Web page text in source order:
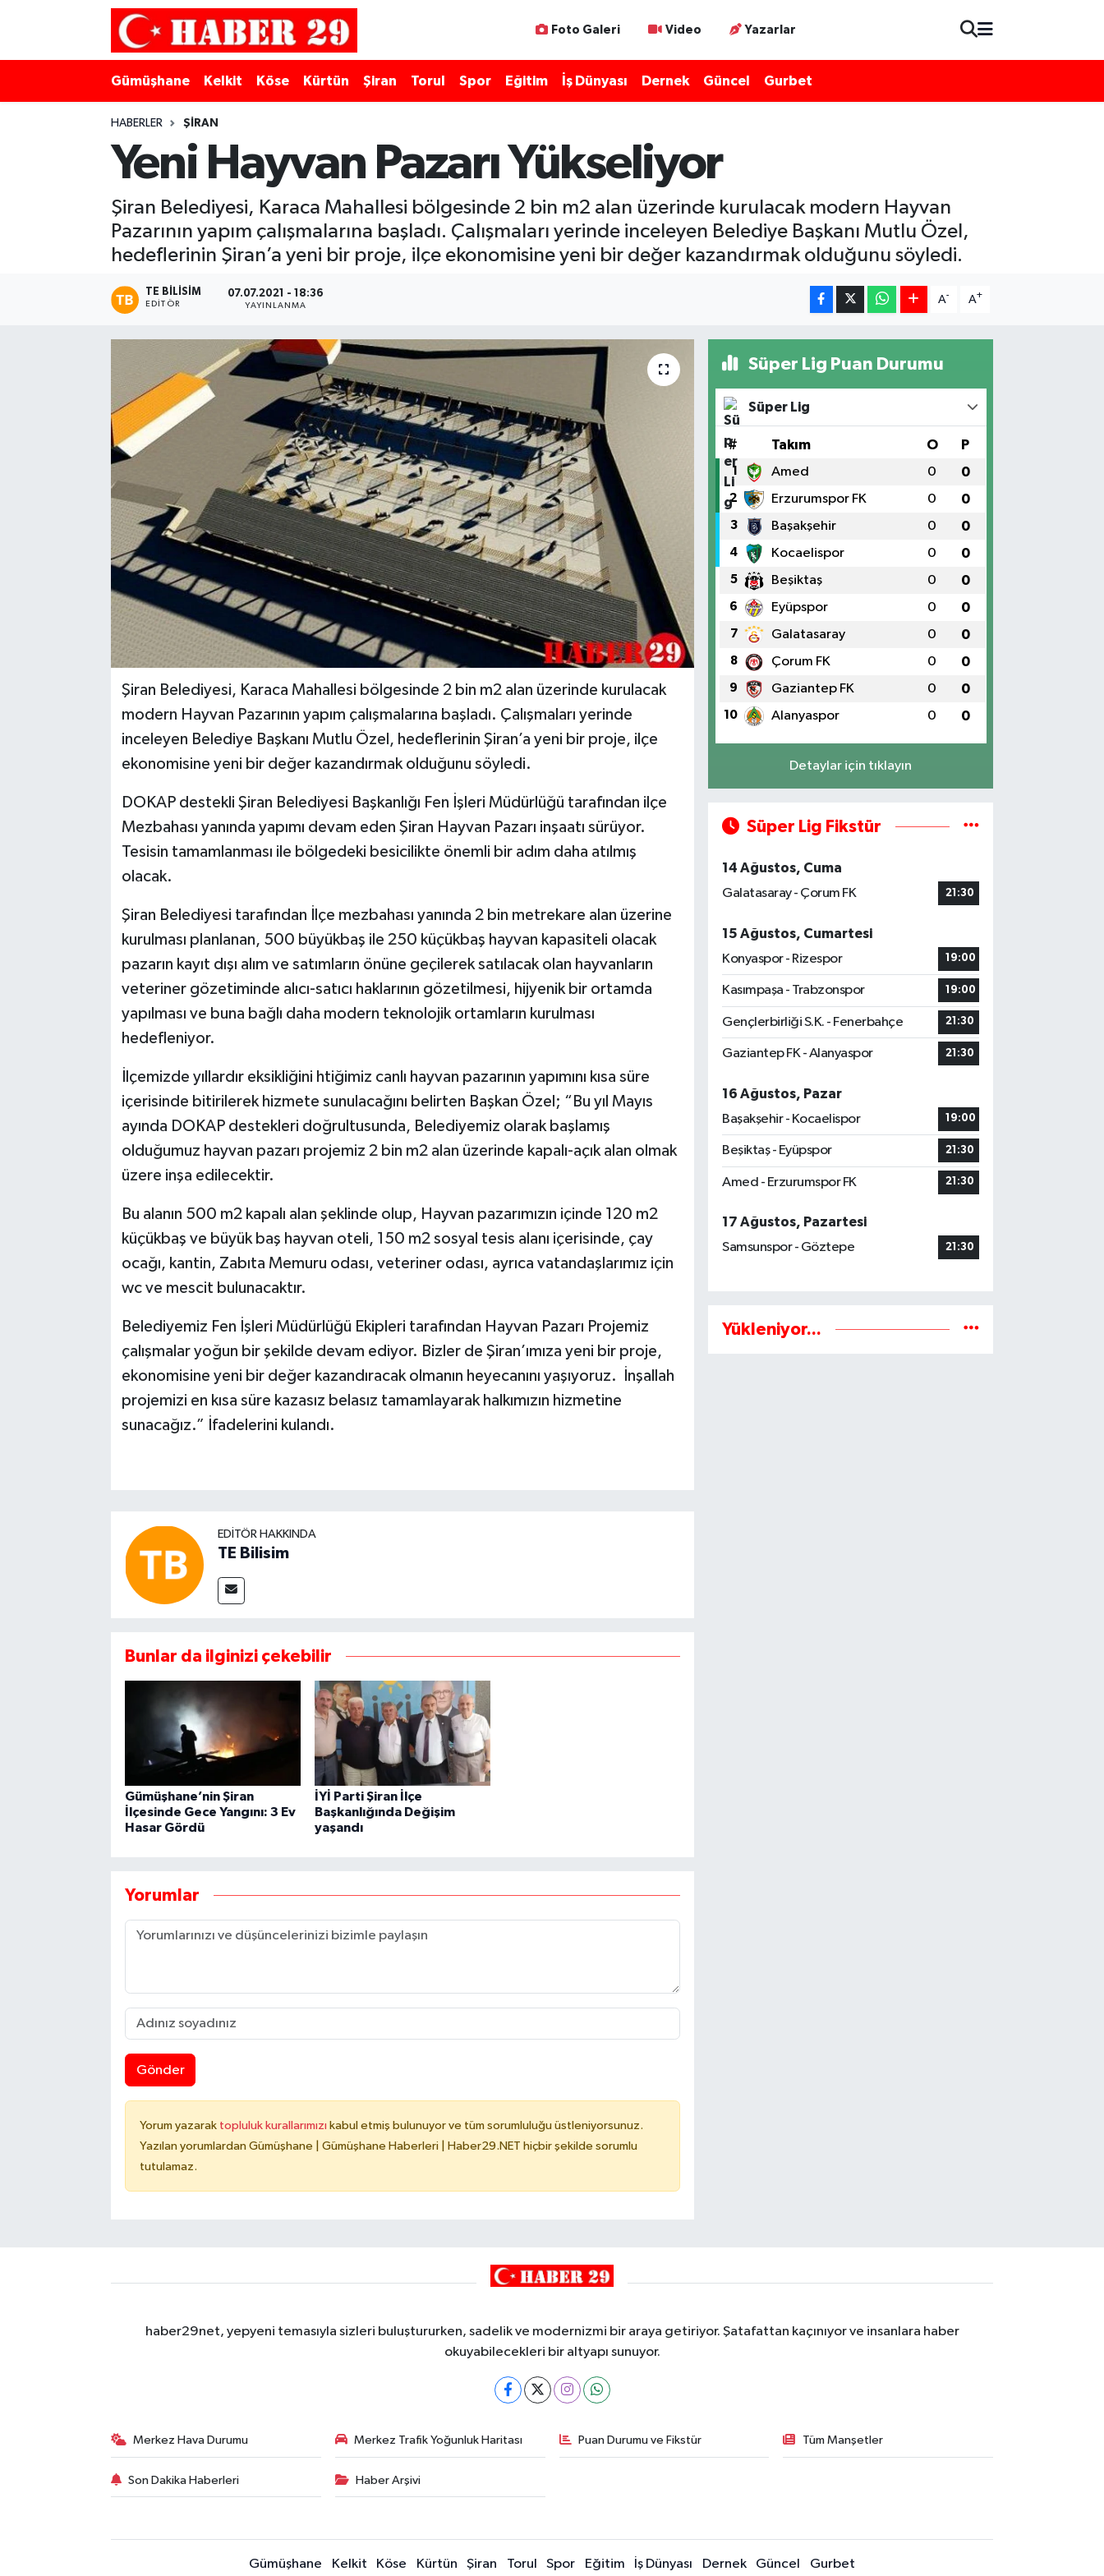
Foto Galeri Video Yazarlar
Gümüşhane Kelkit Köse Kürtün Şiran Torul Spor Eğitim İş Dünyası Dernek Güncel Gurbet
HABERLER ŞIRAN
Yeni Hayvan Pazarı Yükseliyor
Şiran Belediyesi, Karaca Mahallesi bölgesinde 2 bin m2 alan üzerinde kurulacak modern Hayvan
Pazarının yapım çalışmalarına başladı. Çalışmaları yerinde inceleyen Belediye Başkanı Mutlu Özel,
hedeflerinin Şiran’a yeni bir proje, ilçe ekonomisine yeni bir değer kazandırmak olduğunu söyledi.
TE BILISIM
EDITÖR
07.07.2021 - 18:36
YAYINLANMA
A- A+
Şiran Belediyesi, Karaca Mahallesi bölgesinde 2 bin m2 alan üzerinde kurulacak
modern Hayvan Pazarının yapım çalışmalarına başladı. Çalışmaları yerinde
inceleyen Belediye Başkanı Mutlu Özel, hedeflerinin Şiran’a yeni bir proje, ilçe
ekonomisine yeni bir değer kazandırmak olduğunu söyledi.
DOKAP destekli Şiran Belediyesi Başkanlığı Fen İşleri Müdürlüğü tarafından ilçe
Mezbahası yanında yapımı devam eden Şiran Hayvan Pazarı inşaatı sürüyor.
Tesisin tamamlanması ile bölgedeki besicilikte önemli bir adım daha atılmış
olacak.
Şiran Belediyesi tarafından İlçe mezbahası yanında 2 bin metrekare alan üzerine
kurulması planlanan, 500 büyükbaş ile 250 küçükbaş hayvan kapasiteli olacak
pazarın kayıt dışı alım ve satımların önüne geçilerek satılacak olan hayvanların
veteriner gözetiminde alıcı-satıcı haklarının gözetilmesi, hijyenik bir ortamda
yapılması ve buna bağlı daha modern teknolojik ortamların kurulması
hedefleniyor.
İlçemizde yıllardır eksikliğini htiğimiz canlı hayvan pazarının yapımını kısa süre
içerisinde bitirilerek hizmete sunulacağını belirten Başkan Özel; “Bu yıl Mayıs
ayında DOKAP destekleri doğrultusunda, Belediyemiz olarak başlamış
olduğumuz hayvan pazarı projemiz 2 bin m2 alan üzerinde kapalı-açık alan olmak
üzere inşa edilecektir.
Bu alanın 500 m2 kapalı alan şeklinde olup, Hayvan pazarımızın içinde 120 m2
küçükbaş ve büyük baş hayvan oteli, 150 m2 sosyal tesis alanı içerisinde, çay
ocağı, kantin, Zabıta Memuru odası, veteriner odası, ayrıca vatandaşlarımız için
wc ve mescit bulunacaktır.
Belediyemiz Fen İşleri Müdürlüğü Ekipleri tarafından Hayvan Pazarı Projemiz
çalışmalar yoğun bir şekilde devam ediyor. Bizler de Şiran’ımıza yeni bir proje,
ekonomisine yeni bir değer kazandıracak olmanın heyecanını yaşıyoruz. İnşallah
projemizi en kısa süre kazasız belasız tamamlayarak halkımızın hizmetine
sunacağız.” İfadelerini kulandı.
EDITÖR HAKKINDA
TE Bilisim
Bunlar da ilginizi çekebilir
Gümüşhane’nin Şiran
İlçesinde Gece Yangını: 3 Ev
Hasar Gördü
İYİ Parti Şiran İlçe
Başkanlığında Değişim
yaşandı
Yorumlar
Gönder
Yorum yazarak topluluk kurallarımızı kabul etmiş bulunuyor ve tüm sorumluluğu üstleniyorsunuz.
Yazılan yorumlardan Gümüşhane | Gümüşhane Haberleri | Haber29.NET hiçbir şekilde sorumlu
tutulamaz.
Süper Lig Puan Durumu
Süper Lig
# Takım O P
1 Amed 0 0
2 Erzurumspor FK 0 0
3 Başakşehir 0 0
4 Kocaelispor 0 0
5 Beşiktaş 0 0
6 Eyüpspor 0 0
7 Galatasaray 0 0
8 Çorum FK 0 0
9 Gaziantep FK 0 0
10 Alanyaspor 0 0
Detaylar için tıklayın
Süper Lig Fikstür
14 Ağustos, Cuma
Galatasaray - Çorum FK
21:30
15 Ağustos, Cumartesi
Konyaspor - Rizespor
19:00
Kasımpaşa - Trabzonspor 19:00
Gençlerbirliği S.K. - Fenerbahçe 21:30
Gaziantep FK - Alanyaspor 21:30
16 Ağustos, Pazar
Başakşehir - Kocaelispor
19:00
Beşiktaş - Eyüpspor 21:30
Amed - Erzurumspor FK 21:30
17 Ağustos, Pazartesi
Samsunspor - Göztepe
21:30
Yükleniyor...
haber29net, yepyeni temasıyla sizleri buluştururken, sadelik ve modernizmi bir araya getiriyor. Şatafattan kaçınıyor ve insanlara haber
okuyabilecekleri bir altyapı sunuyor.
Merkez Hava Durumu Merkez Trafik Yoğunluk Haritası Puan Durumu ve Fikstür Tüm Manşetler
Son Dakika Haberleri Haber Arşivi
Gümüşhane Kelkit Köse Kürtün Şiran Torul Spor Eğitim İş Dünyası Dernek Güncel Gurbet
Merkez Hava Durumu
Merkez Trafik Yoğunluk Haritası
Süper Lig Puan Durumu ve Fikstür
Son Dakika Haberleri